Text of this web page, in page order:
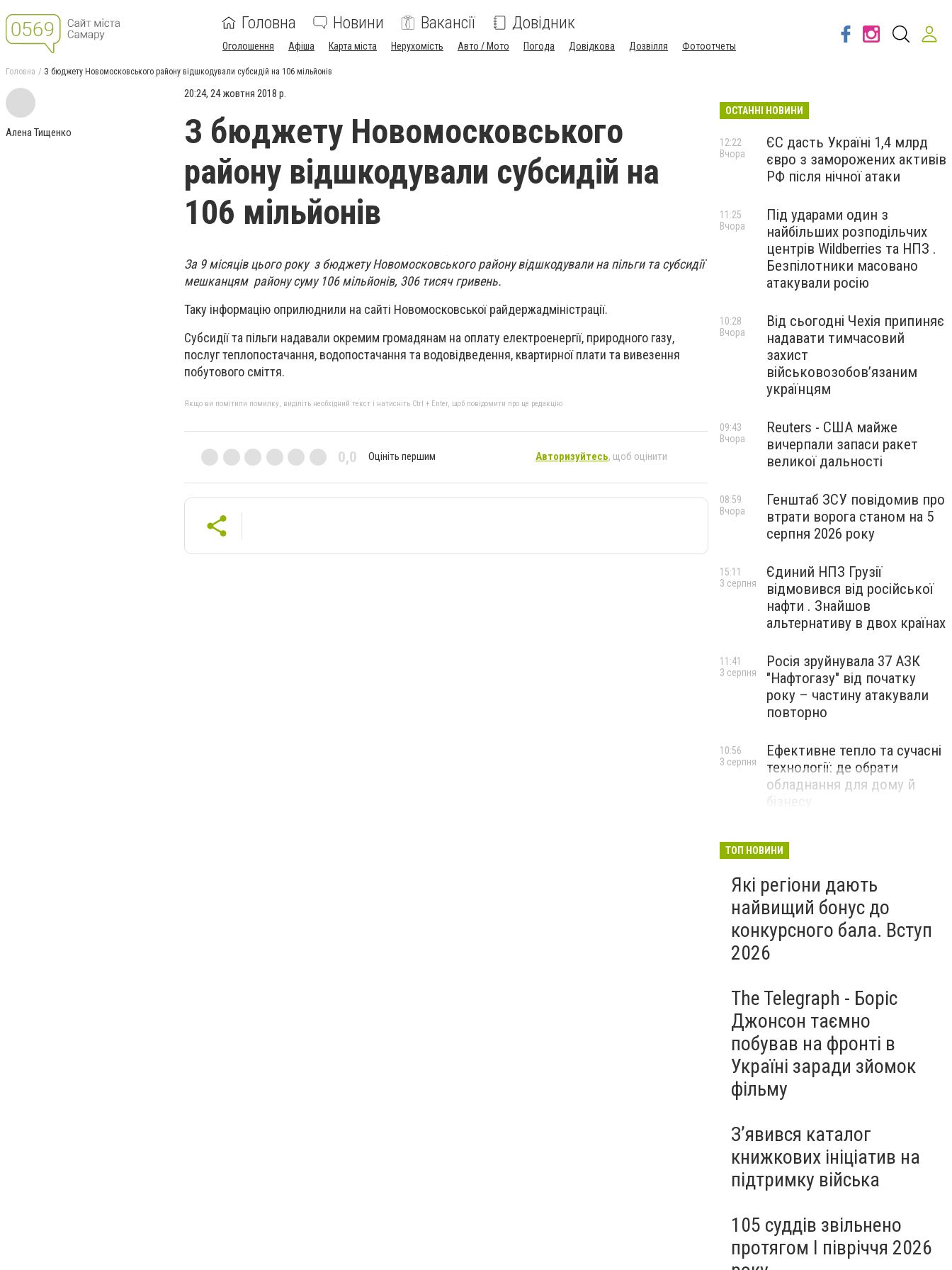
Головна Новини Вакансії Довідник
Оголошення Афіша Карта міста Нерухомість Авто / Мото Погода Довідкова Дозвілля Фотоотчеты
Головна З бюджету Новомосковського району відшкодували субсидій на 106 мільйонів
Алена Тищенко
20:24, 24 жовтня 2018 р.
З бюджету Новомосковського
району відшкодували субсидій на
106 мільйонів
За 9 місяців цього року з бюджету Новомосковського району відшкодували на пільги та субсидії
мешканцям району суму 106 мільйонів, 306 тисяч гривень.
Таку інформацію оприлюднили на сайті Новомосковської райдержадміністрації.
Субсидії та пільги надавали окремим громадянам на оплату електроенергії, природного газу,
послуг теплопостачання, водопостачання та водовідведення, квартирної плати та вивезення
побутового сміття.
Якщо ви помітили помилку, виділіть необхідний текст і натисніть Ctrl + Enter, щоб повідомити про це редакцію
0,0 Оцініть першим Авторизуйтесь, щоб оцінити
ОСТАННІ НОВИНИ
ЄС дасть Україні 1,4 млрд
євро з заморожених активів
РФ після нічної атаки
12:22
Вчора
Під ударами один з
найбільших розподільчих
центрів Wildberries та НПЗ .
Безпілотники масовано
атакували росію
11:25
Вчора
Від сьогодні Чехія припиняє
надавати тимчасовий
захист
військовозобов’язаним
українцям
10:28
Вчора
Reuters - США майже
вичерпали запаси ракет
великої дальності
09:43
Вчора
Генштаб ЗСУ повідомив про
втрати ворога станом на 5
серпня 2026 року
08:59
Вчора
Єдиний НПЗ Грузії
відмовився від російської
нафти . Знайшов
альтернативу в двох країнах
15:11
3 серпня
Росія зруйнувала 37 АЗК
"Нафтогазу" від початку
року – частину атакували
повторно
11:41
3 серпня
Ефективне тепло та сучасні
технології: де обрати
обладнання для дому й
бізнесу
10:56
3 серпня
ТОП НОВИНИ
Які регіони дають
найвищий бонус до
конкурсного бала. Вступ
2026
The Telegraph - Боріс
Джонсон таємно
побував на фронті в
Україні заради зйомок
фільму
З’явився каталог
книжкових ініціатив на
підтримку війська
105 суддів звільнено
протягом I півріччя 2026